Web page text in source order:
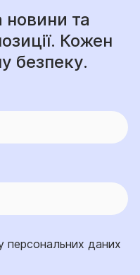
новини та
Кожен
безпеку.
персональних даних